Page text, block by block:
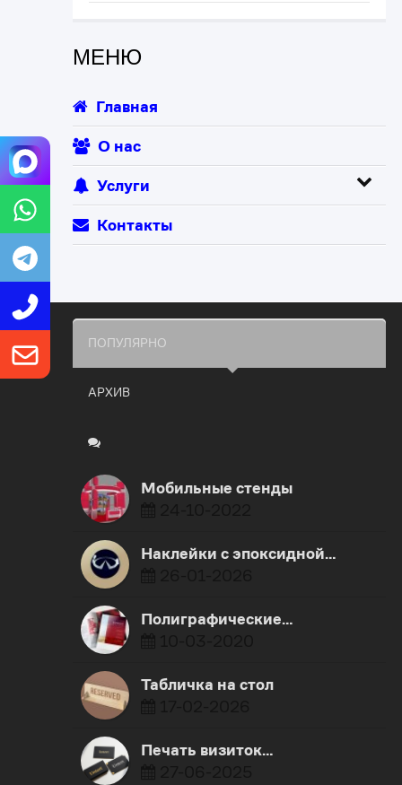
МЕНЮ
Главная
О нас
Услуги
Контакты
ПОПУЛЯРНО
АРХИВ
Мобильные стенды
Наклейки с эпоксидной…
Полиграфические…
Табличка на стол
Печать визиток…